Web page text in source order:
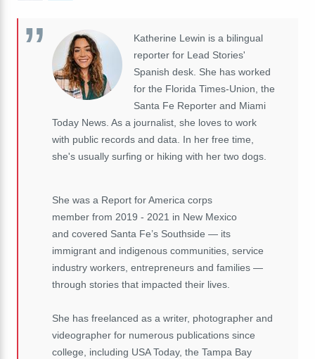
Katherine Lewin is a bilingual
reporter for Lead Stories'
Spanish desk. She has worked
for the Florida Times-Union, the
Santa Fe Reporter and Miami
Today News. As a journalist, she loves to work
with public records and data. In her free time,
she's usually surfing or hiking with her two dogs.
She was a Report for America corps
member from 2019 - 2021 in New Mexico
and covered Santa Fe’s Southside — its
immigrant and indigenous communities, service
industry workers, entrepreneurs and families —
through stories that impacted their lives.
She has freelanced as a writer, photographer and
videographer for numerous publications since
college, including USA Today, the Tampa Bay